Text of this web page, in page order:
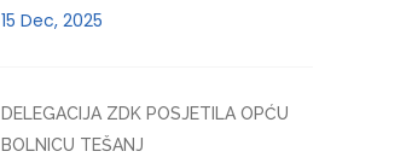
15 Dec, 2025
DELEGACIJA ZDK POSJETILA OPĆU
BOLNICU TEŠANJ